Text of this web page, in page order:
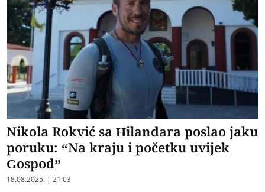
Nikola Rokvić sa Hilandara poslao jaku
poruku: “Na kraju i početku uvijek
Gospod”
18.08.2025. | 21:03